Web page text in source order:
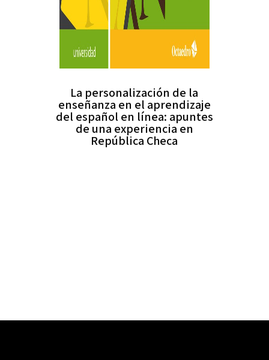
La personalización de la
enseñanza en el aprendizaje
del español en línea: apuntes
de una experiencia en
República Checa